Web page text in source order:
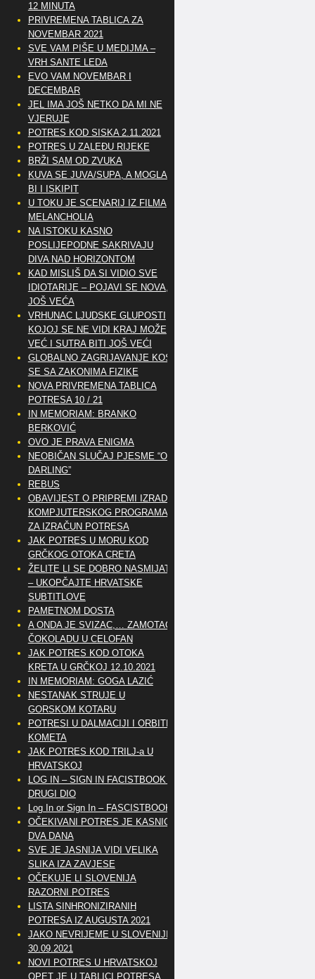
12 MINUTA
PRIVREMENA TABLICA ZA
NOVEMBAR 2021
SVE VAM PIŠE U MEDIJMA –
VRH SANTE LEDA
EVO VAM NOVEMBAR I
DECEMBAR
JEL IMA JOŠ NETKO DA MI NE
VJERUJE
POTRES KOD SISKA 2.11.2021
POTRES U ZALEĐU RIJEKE
BRŽI SAM OD ZVUKA
KUVA SE JUVA/SUPA, A MOGLA
BI I ISKIPIT
U TOKU JE SCENARIJ IZ FILMA
MELANCHOLIA
NA ISTOKU KASNO
POSLIJEPODNE SAKRIVAJU
DIVA NAD HORIZONTOM
KAD MISLIŠ DA SI VIDIO SVE
IDIOTARIJE – POJAVI SE NOVA,..
JOŠ VEĆA
VRHUNAC LJUDSKE GLUPOSTI
KOJOJ SE NE VIDI KRAJ MOŽE
VEĆ I SUTRA BITI JOŠ VEĆI
GLOBALNO ZAGRIJAVANJE KOSI
SE SA ZAKONIMA FIZIKE
NOVA PRIVREMENA TABLICA
POTRESA 10 / 21
IN MEMORIAM: BRANKO
BERKOVIĆ
OVO JE PRAVA ENIGMA
NEOBIČAN SLUČAJ PJESME “OH
DARLING”
REBUS
OBAVIJEST O PRIPREMI IZRADE
KOMPJUTERSKOG PROGRAMA
ZA IZRAČUN POTRESA
JAK POTRES U MORU KOD
GRČKOG OTOKA CRETA
ŽELITE LI SE DOBRO NASMIJATI
– UKOPČAJTE HRVATSKE
SUBTITLOVE
PAMETNOM DOSTA
A ONDA JE SVIZAC,… ZAMOTAO
ČOKOLADU U CELOFAN
JAK POTRES KOD OTOKA
KRETA U GRČKOJ 12.10.2021
IN MEMORIAM: GOGA LAZIĆ
NESTANAK STRUJE U
GORSKOM KOTARU
POTRESI U DALMACIJI I ORBITE
KOMETA
JAK POTRES KOD TRILJ-a U
HRVATSKOJ
LOG IN – SIGN IN FACISTBOOK –
DRUGI DIO
Log In or Sign In – FASCISTBOOK
OČEKIVANI POTRES JE KASNIO
DVA DANA
SVE JE JASNIJA VIDI VELIKA
SLIKA IZA ZAVJESE
OČEKUJE LI SLOVENIJA
RAZORNI POTRES
LISTA SINHRONIZIRANIH
POTRESA IZ AUGUSTA 2021
JAKO NEVRIJEME U SLOVENIJI
30.09.2021
NOVI POTRES U HRVATSKOJ
OPET JE U TABLICI POTRESA